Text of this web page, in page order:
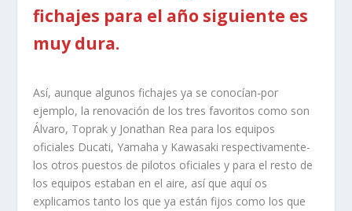
fichajes para el año siguiente es
muy dura.
Así, aunque algunos fichajes ya se conocían-por
ejemplo, la renovación de los tres favoritos como son
Álvaro, Toprak y Jonathan Rea para los equipos
oficiales Ducati, Yamaha y Kawasaki respectivamente-
los otros puestos de pilotos oficiales y para el resto de
los equipos estaban en el aire, así que aquí os
explicamos tanto los que ya están fijos como los que